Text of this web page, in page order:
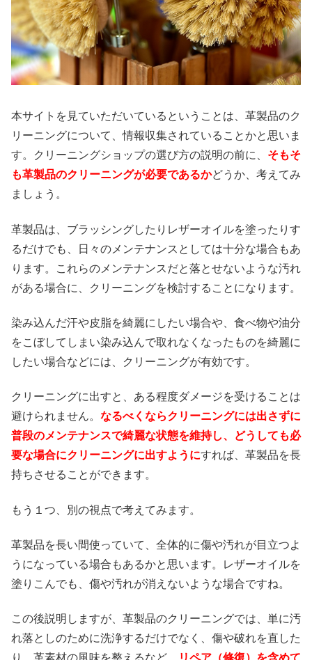
本サイトを見ていただいているということは、革製品のク
リーニングについて、情報収集されていることかと思いま
す。クリーニングショップの選び方の説明の前に、 そもそ
も革製品のクリーニングが必要であるかどうか、考えてみ
ましょう。
革製品は、ブラッシングしたりレザーオイルを塗ったりす
るだけでも、日々のメンテナンスとしては十分な場合もあ
ります。これらのメンテナンスだと落とせないような汚れ
がある場合に、クリーニングを検討することになります。
染み込んだ汗や皮脂を綺麗にしたい場合や、食べ物や油分
をこぼしてしまい染み込んで取れなくなったものを綺麗に
したい場合などには、クリーニングが有効です。
クリーニングに出すと、ある程度ダメージを受けることは
避けられません。 なるべくならクリーニングには出さずに
普段のメンテナンスで綺麗な状態を維持し、どうしても必
要な場合にクリーニングに出すようにすれば、革製品を長
持ちさせることができます。
もう１つ、別の視点で考えてみます。
革製品を長い間使っていて、全体的に傷や汚れが目立つよ
うになっている場合もあるかと思います。レザーオイルを
塗りこんでも、傷や汚れが消えないような場合ですね。
この後説明しますが、革製品のクリーニングでは、単に汚
れ落としのために洗浄するだけでなく、傷や破れを直した